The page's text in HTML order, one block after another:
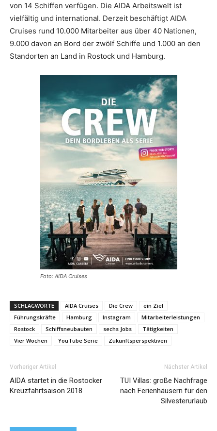
von 14 Schiffen verfügen. Die AIDA Arbeitswelt ist
vielfältig und international. Derzeit beschäftigt AIDA
Cruises rund 10.000 Mitarbeiter aus über 40 Nationen,
9.000 davon an Bord der zwölf Schiffe und 1.000 an den
Standorten an Land in Rostock und Hamburg.
Foto: AIDA Cruises
SCHLAGWORTE AIDA Cruises Die Crew
ein Ziel
Führungskräfte
Hamburg Instagram
Mitarbeiterleistungen
Rostock
Schiffsneubauten sechs Jobs
Tätigkeiten
Vier Wochen
YouTube Serie Zukunftsperspektiven
Vorheriger Artikel
AIDA startet in die Rostocker
Kreuzfahrtsaison 2018
Nächster Artikel
TUI Villas: große Nachfrage
nach Ferienhäusern für den
Silvesterurlaub